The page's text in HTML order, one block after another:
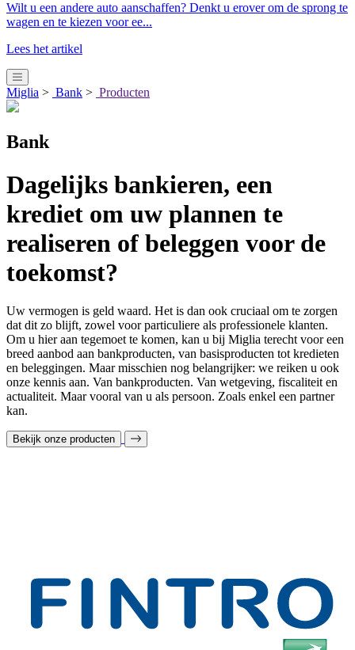
Wilt u een andere auto aanschaffen? Denkt u erover om de sprong te
wagen en te kiezen voor ee...
Lees het artikel
Miglia > Bank > Producten
Bank
Dagelijks bankieren, een
krediet om uw plannen te
realiseren of beleggen voor de
toekomst?
Uw vermogen is geld waard. Het is dan ook cruciaal om te zorgen
dat dit zo blijft, zowel voor particuliere als professionele klanten.
Om u hier aan tegemoet te komen, kan u bij Miglia terecht voor een
breed aanbod aan bankproducten, van basisproducten tot kredieten
en beleggingen. Maar misschien nog belangrijker: we reiken u ook
onze kennis aan. Van bankproducten. Van wetgeving, fiscaliteit en
actualiteit. Maar vooral van u als persoon. Zoals enkel een partner
kan.
Bekijk onze producten